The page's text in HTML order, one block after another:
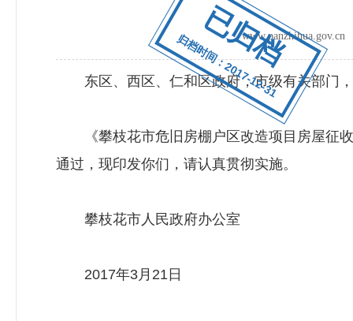
已归档
归档时间：2017-12-31
东区、西区、仁和区政府，市级有关部门
《攀枝花市危旧房棚户区改造项目房屋征收
通过，现印发你们，请认真贯彻实施。
攀枝花市人民政府办公室
2017年3月21日